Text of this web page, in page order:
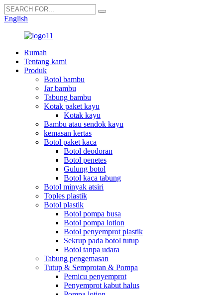
English
Rumah
Tentang kami
Produk
Botol bambu
Jar bambu
Tabung bambu
Kotak paket kayu
Kotak kayu
Bambu atau sendok kayu
kemasan kertas
Botol paket kaca
Botol deodoran
Botol penetes
Gulung botol
Botol kaca tabung
Botol minyak atsiri
Toples plastik
Botol plastik
Botol pompa busa
Botol pompa lotion
Botol penyemprot plastik
Sekrup pada botol tutup
Botol tanpa udara
Tabung pengemasan
Tutup & Semprotan & Pompa
Pemicu penyemprot
Penyemprot kabut halus